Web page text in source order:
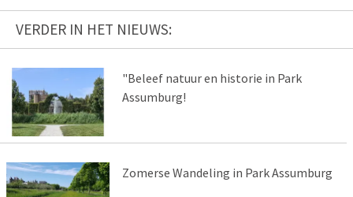
VERDER IN HET NIEUWS:
"Beleef natuur en historie in Park
Assumburg!
Zomerse Wandeling in Park Assumburg